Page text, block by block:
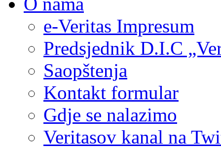
e-Veritas Impresum
Predsjednik D.I.C
Saopštenja
Kontakt formular
Gdje se nalazimo
Veritasov kanal na